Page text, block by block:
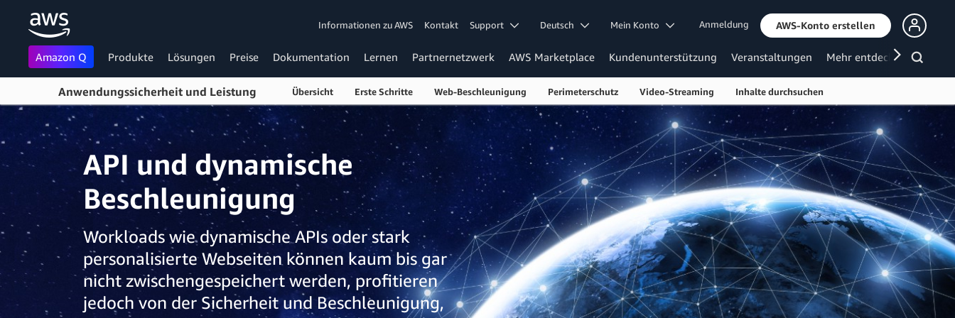
Überspringen zum Hauptinhalt
Informationen zu AWS Kontakt Support Deutsch Mein Konto Anmeldung AWS-Konto erstellen
Amazon Q Produkte Lösungen Preise Dokumentation Lernen Partnernetzwerk AWS Marketplace Kundenunterstützung Veranstaltungen Mehr entdecken
Anwendungssicherheit und Leistung Übersicht Erste Schritte Web-Beschleunigung Perimeterschutz Video-Streaming Inhalte durchsuchen
API und dynamische
Beschleunigung
Workloads wie dynamische APIs oder stark
personalisierte Webseiten können kaum bis gar
nicht zwischengespeichert werden, profitieren
jedoch von der Sicherheit und Beschleunigung,